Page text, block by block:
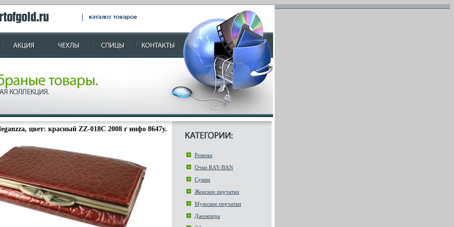
цвет: красный ZZ-018C 2008 г инфо 8647y.
Ремени
Очки RAY-BAN
Сумки
Женские перчатки
Мужские перчатки
Джемпера